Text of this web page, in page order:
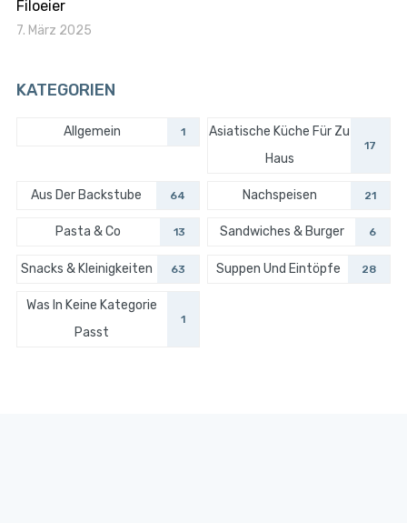
Filoeier
7. März 2025
KATEGORIEN
Allgemein 1
Asiatische Küche Für Zu
Haus
17
Aus Der Backstube 64 Nachspeisen 21
Pasta & Co 13 Sandwiches & Burger 6
Snacks & Kleinigkeiten 63 Suppen Und Eintöpfe 28
Was In Keine Kategorie
Passt
1